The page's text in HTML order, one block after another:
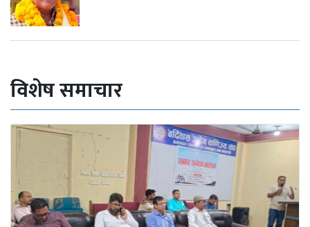
विशेष समाचार